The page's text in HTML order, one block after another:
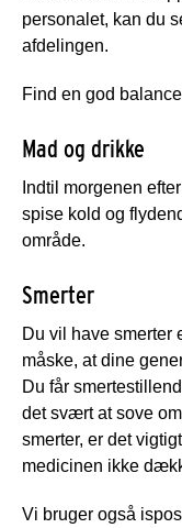
personalet, kan du
afdelingen.
Find en god
Mad og drikke
Indtil morgenen
spise kold og
område.
Smerter
Du vil have smerter
måske, at dine
Du får
det svært at sove
smerter, er det
medicinen ikke
Vi bruger også